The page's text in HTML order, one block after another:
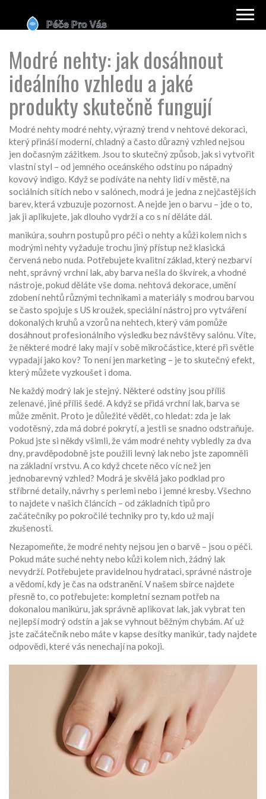
Modré nehty: jak dosáhnout
ideálního vzhledu a jaké
produkty skutečně fungují
Modré nehtymodré nehty,výrazný trend v nehtové dekoraci,
který přináší moderní, chladný a často důrazný vzhled nejsou
jen dočasným zážitkem. Jsou to skutečný způsob, jak si vytvořit
vlastní styl – od jemného oceánského odstínu po nápadný
kovový indigo. Když se podíváte na nehty lidí v městě, na
sociálních sítích nebo v salónech, modrá je jedna z nejčastějších
barev, která vzbuzuje pozornost. A nejde jen o barvu – jde o to,
jak ji aplikujete, jak dlouho vydrží a co s ní děláte dál.
manikúra,souhrn postupů pro péči o nehty a kůži kolem nich s
modrými nehty vyžaduje trochu jiný přístup než klasická
červená nebo nuda. Potřebujete kvalitní základ, který nezbarví
neht, správný vrchní lak, aby barva nešla do škvírek, a vhodné
nástroje, pokud děláte vše doma.nehtová dekorace,umění
zdobení nehtů různými technikami a materiálys modrou barvou
se často spojuje s US kroužek,speciální nástroj pro vytváření
dokonalých kruhů a vzorů na nehtech, který vám pomůže
dosáhnout profesionálního výsledku bez návštěvy salónu. Víte,
že některé modré laky mají v sobě mikročástice, které při světle
vypadají jako kov? To není jen marketing – je to skutečný efekt,
který můžete vyzkoušet i doma.
Ne každý modrý lak je stejný. Některé odstíny jsou příliš
zelenavé, jiné příliš šedé. A když se přidá vrchní lak, barva se
může změnit. Proto je důležité vědět, co hledat: zda je lak
vodotěsný, zda má dobré pokrytí, a jestli se snadno odstraňuje.
Pokud jste si někdy všimli, že vám modré nehty vybledly za dva
dny, pravděpodobně jste použili levný lak nebo jste zapomněli
na základní vrstvu. A co když chcete něco víc než jen
jednobarevný vzhled? Modrá je skvělá jako podklad pro
stříbrné detaily, návrhy s perlemi nebo i jemné kresby. Všechno
to najdete v našich článcích – od základních tipů pro
začátečníky po pokročilé techniky pro ty, kdo už mají
zkušenosti.
Nezapomeňte, že modré nehty nejsou jen o barvě – jsou o péči.
Pokud máte suché nehty nebo kůži kolem nich, žádný lak
nevydrží. Potřebujete pravidelnou hydrataci, správné nástroje
a vědomí, kdy je čas na odstranění. V našem sbírce najdete
přesně to, co potřebujete: kompletní seznam potřeb na
dokonalou manikúru, jak správně aplikovat lak, jak vybrat ten
nejlepší modrý odstín a jak se vyhnout běžným chybám. Ať už
jste začátečník nebo máte v kapse desítky manikúr, tady najdete
odpovědi, které vás nenechají na pokoji.